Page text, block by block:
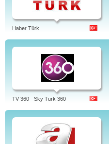
Haber Türk
TV 360 - Sky Turk 360